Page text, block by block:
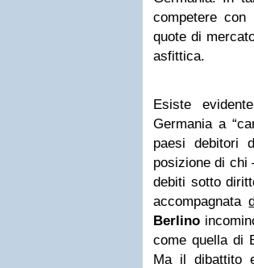
competere
quote di
asfittica.
Esiste
Germania a
paesi debitori
posizione di chi
debiti sotto
accompagnata
Berlino
come quella di
Ma il dibattito